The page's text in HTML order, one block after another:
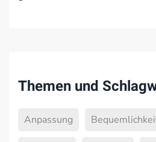
Themen und
Anpassung